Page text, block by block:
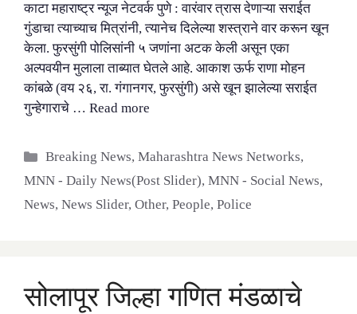
काटा महाराष्ट्र न्यूज नेटवर्क पुणे : वारंवार त्रास देणाऱ्या सराईत
गुंडाचा त्याच्याच मित्रांनी, त्यानेच दिलेल्या शस्त्राने वार करून खून
केला. फुरसुंगी पोलिसांनी ५ जणांना अटक केली असून एका
अल्पवयीन मुलाला ताब्यात घेतले आहे. आकाश ऊर्फ राणा मोहन
कांबळे (वय २६, रा. गंगानगर, फुरसुंगी) असे खून झालेल्या सराईत
गुन्हेगाराचे … Read more
Categories
Breaking News,Maharashtra News Networks,
MNN - Daily News(Post Slider), MNN - Social News,
News, News Slider, Other, People, Police
सोलापूर जिल्हा गणित मंडळाचे